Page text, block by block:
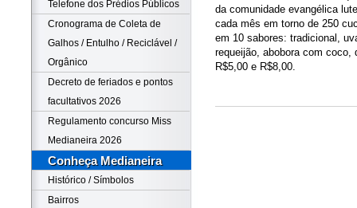
Telefone dos Prédios Públicos
Cronograma de Coleta de
Galhos / Entulho / Reciclável /
Orgânico
Decreto de feriados e pontos
facultativos 2026
Regulamento concurso Miss
Medianeira 2026
Conheça Medianeira
Histórico / Símbolos
Bairros
da comunidade evangélica
cada mês em torno de 250
em 10 sabores: tradicional,
requeijão, abobora com
R$5,00 e R$8,00.